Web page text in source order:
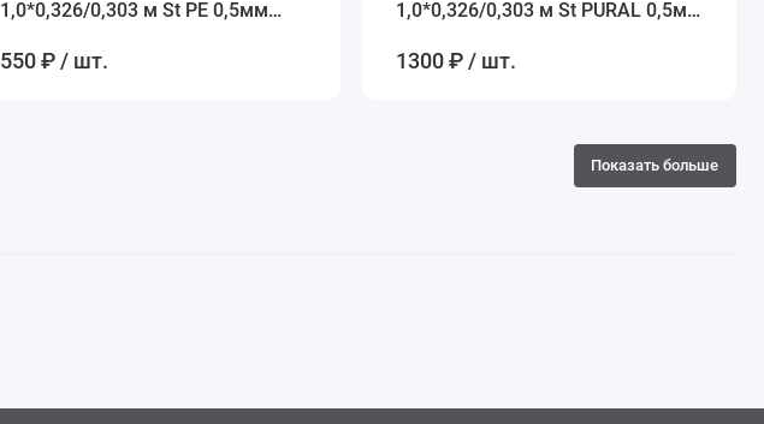
1,0*0,326/0,303 м St PE 0,5мм
550 ₽ / шт.
1,0*0,326/0,303 м St PURAL 0,5мм
1300 ₽ / шт.
Показать больше